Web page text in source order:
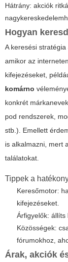
Hátrány: akciók
Hogyan
A keresési
amikor az
kifejezéseket,
komárno
konkrét
pod rendszerek,
stb.). Emellett
is alkalmazni, mert
találatokat.
Tippek a
Keresőmotor:
kifejezéseket.
Árfigyelők: állíts
Közösségek:
fórumokhoz,
Árak, akciók